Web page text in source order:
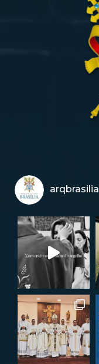
arqbrasilia